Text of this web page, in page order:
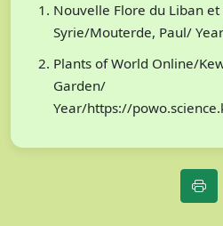
Nouvelle Flore du Liban et
Syrie/Mouterde, Paul/
Plants of World Online/
Garden/
Year/https://